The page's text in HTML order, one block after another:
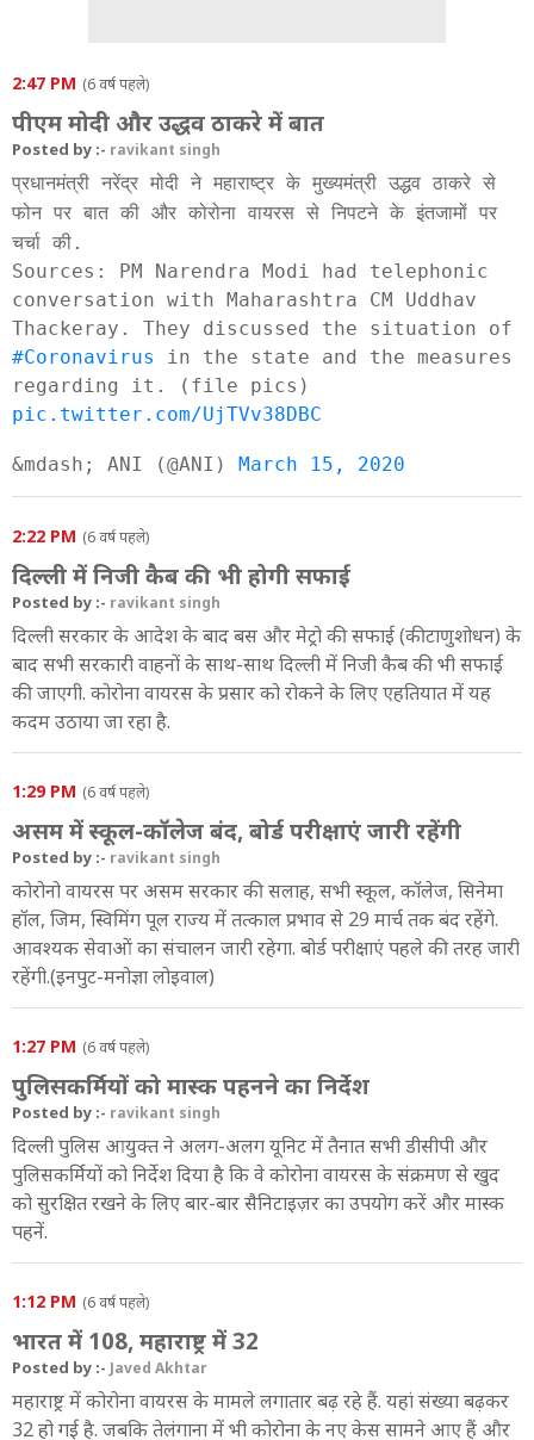
2:47 PM (6 वर्ष पहले)
पीएम मोदी और उद्धव ठाकरे में बात
Posted by :- ravikant singh
प्रधानमंत्री नरेंद्र मोदी ने महाराष्ट्र के मुख्यमंत्री उद्धव ठाकरे से
फोन पर बात की और कोरोना वायरस से निपटने के इंतजामों पर
चर्चा की.
Sources: PM Narendra Modi had telephonic
conversation with Maharashtra CM Uddhav
Thackeray. They discussed the situation of
#Coronavirus
in the state and the measures
regarding it. (file pics)
pic.twitter.com/UjTVv38DBC
&mdash; ANI (@ANI) March 15, 2020
2:22 PM (6 वर्ष पहले)
दिल्ली में निजी कैब की भी होगी सफाई
Posted by :- ravikant singh
दिल्ली सरकार के आदेश के बाद बस और मेट्रो की सफाई (कीटाणुशोधन) के
बाद सभी सरकारी वाहनों के साथ-साथ दिल्ली में निजी कैब की भी सफाई
की जाएगी. कोरोना वायरस के प्रसार को रोकने के लिए एहतियात में यह
कदम उठाया जा रहा है.
1:29 PM (6 वर्ष पहले)
असम में स्कूल-कॉलेज बंद, बोर्ड परीक्षाएं जारी रहेंगी
Posted by :- ravikant singh
कोरोनो वायरस पर असम सरकार की सलाह, सभी स्कूल, कॉलेज, सिनेमा
हॉल, जिम, स्विमिंग पूल राज्य में तत्काल प्रभाव से 29 मार्च तक बंद रहेंगे.
आवश्यक सेवाओं का संचालन जारी रहेगा. बोर्ड परीक्षाएं पहले की तरह जारी
रहेंगी.(इनपुट-मनोज्ञा लोइवाल)
1:27 PM (6 वर्ष पहले)
पुलिसकर्मियों को मास्क पहनने का निर्देश
Posted by :- ravikant singh
दिल्ली पुलिस आयुक्त ने अलग-अलग यूनिट में तैनात सभी डीसीपी और
पुलिसकर्मियों को निर्देश दिया है कि वे कोरोना वायरस के संक्रमण से खुद
को सुरक्षित रखने के लिए बार-बार सैनिटाइज़र का उपयोग करें और मास्क
पहनें.
1:12 PM (6 वर्ष पहले)
भारत में 108, महाराष्ट्र में 32
Posted by :- Javed Akhtar
महाराष्ट्र में कोरोना वायरस के मामले लगातार बढ़ रहे हैं. यहां संख्या बढ़कर
32 हो गई है. जबकि तेलंगाना में भी कोरोना के नए केस सामने आए हैं और